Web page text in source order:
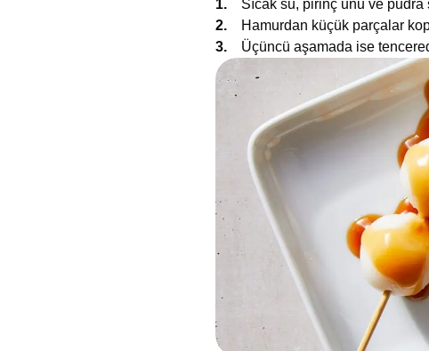
1. Sıcak su, pirinç unu ve pudra
2.
Hamurdan küçük parçalar
3. Üçüncü aşamada ise